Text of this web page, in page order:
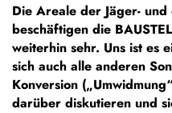
Die Areale der Jäger-
beschäftigen die
weiterhin sehr. Uns ist es
sich auch alle anderen
Konversion
darüber diskutieren und